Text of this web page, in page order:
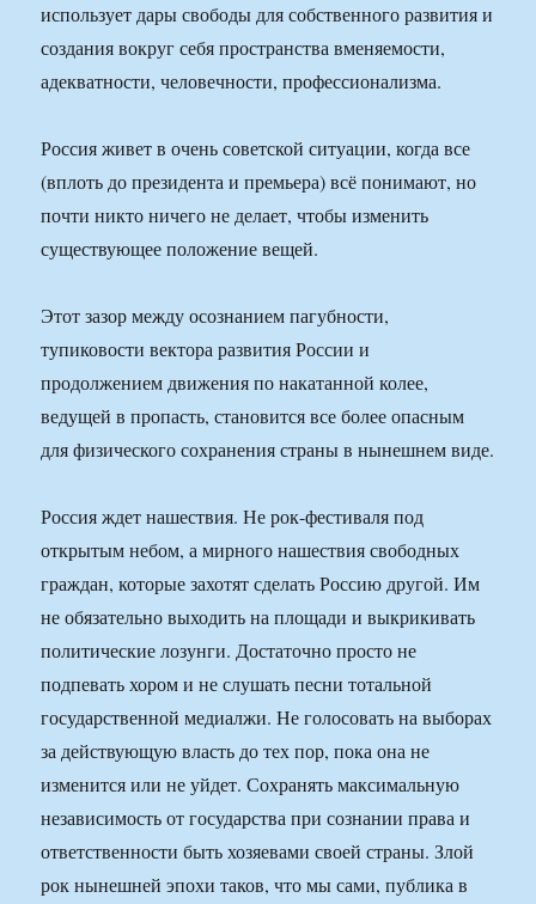
использует дары свободы для собственного развития и
создания вокруг себя пространства вменяемости,
адекватности, человечности, профессионализма.
Россия живет в очень советской ситуации, когда все
(вплоть до президента и премьера) всё понимают, но
почти никто ничего не делает, чтобы изменить
существующее положение вещей.
Этот зазор между осознанием пагубности,
тупиковости вектора развития России и
продолжением движения по накатанной колее,
ведущей в пропасть, становится все более опасным
для физического сохранения страны в нынешнем виде.
Россия ждет нашествия. Не рок-фестиваля под
открытым небом, а мирного нашествия свободных
граждан, которые захотят сделать Россию другой. Им
не обязательно выходить на площади и выкрикивать
политические лозунги. Достаточно просто не
подпевать хором и не слушать песни тотальной
государственной медиалжи. Не голосовать на выборах
за действующую власть до тех пор, пока она не
изменится или не уйдет. Сохранять максимальную
независимость от государства при сознании права и
ответственности быть хозяевами своей страны. Злой
рок нынешней эпохи таков, что мы сами, публика в